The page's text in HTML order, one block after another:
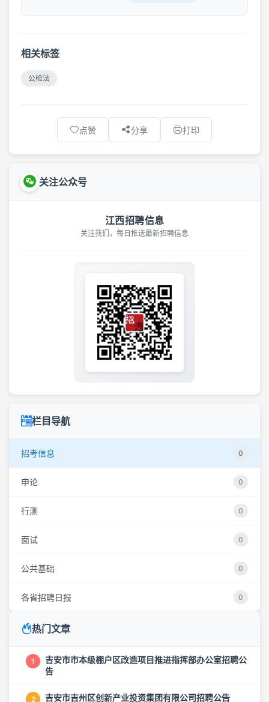
相关标签
公检法
点赞 分享 打印
关注公众号
江西招聘信息
关注我们，每日推送最新招聘信息
栏目导航
招考信息 0
申论 0
行测 0
面试 0
公共基础 0
各省招聘日报 0
热门文章
1
吉安市市本级棚户区改造项目推进指挥部办公室招聘公
告
2 吉安市吉州区创新产业投资集团有限公司招聘公告